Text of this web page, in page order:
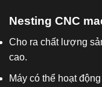
Nesting CNC
Cho ra chất lượng
cao.
Máy có thể hoạt